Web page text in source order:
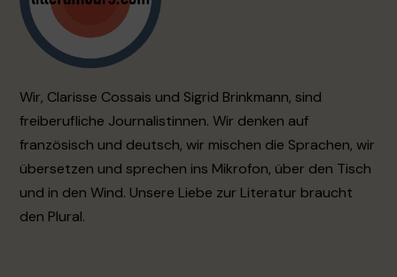
Wir, Clarisse Cossais und Sigrid Brinkmann, sind
freiberufliche Journalistinnen. Wir denken auf
französisch und deutsch, wir mischen die Sprachen, wir
übersetzen und sprechen ins Mikrofon, über den Tisch
und in den Wind. Unsere Liebe zur Literatur braucht
den Plural.